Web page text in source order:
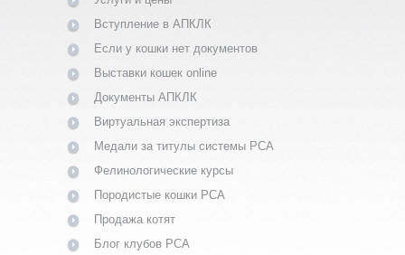
Вступление в АПКЛК
Если у кошки нет документов
Выставки кошек online
Документы АПКЛК
Виртуальная экспертиза
Медали за титулы системы PCA
Фелинологические курсы
Породистые кошки PCA
Продажа котят
Блог клубов PCA